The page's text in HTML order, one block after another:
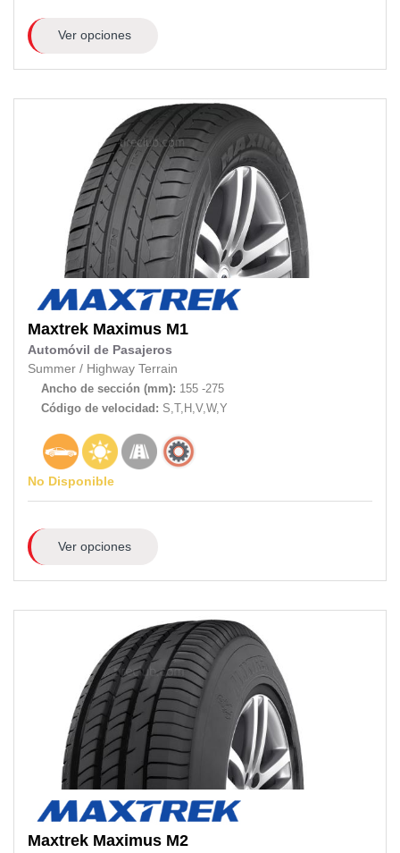
Ver opciones
Maxtrek Maximus M1
Automóvil de Pasajeros
Summer / Highway Terrain
Ancho de sección (mm): 155 -275
Código de velocidad: S,T,H,V,W,Y
No Disponible
Ver opciones
Maxtrek Maximus M2